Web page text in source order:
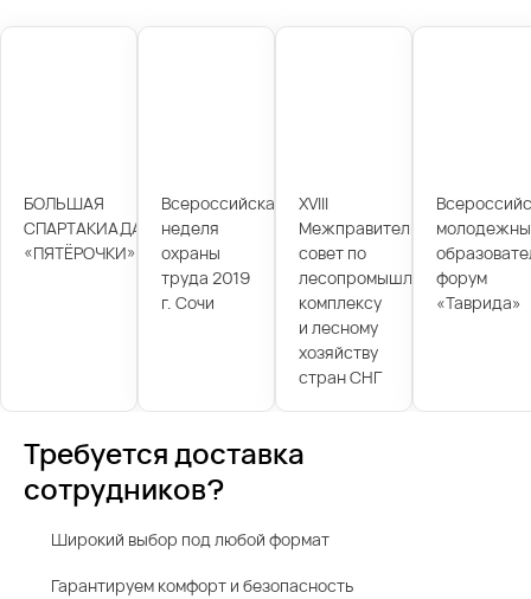
БОЛЬШАЯ
СПАРТАКИАДА
«ПЯТЁРОЧКИ»
Всероссийская
неделя
охраны
труда 2019
г. Сочи
XVIII
Межправительственный
совет по
лесопромышленному
комплексу
и лесному
хозяйству
стран СНГ
форум
«Таврида»
Требуется доставка
сотрудников?
Широкий выбор под любой формат
Гарантируем комфорт и безопасность